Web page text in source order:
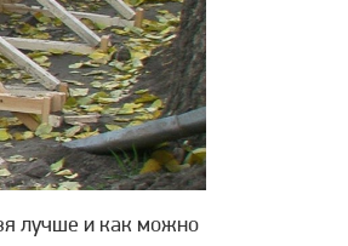
лучше и как можно